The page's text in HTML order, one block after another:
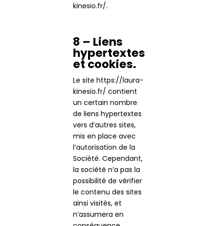
kinesio.fr/.
8 – Liens
hypertextes
et cookies.
Le site https://laura-
kinesio.fr/ contient
un certain nombre
de liens hypertextes
vers d’autres sites,
mis en place avec
l’autorisation de la
Société. Cependant,
la société n’a pas la
possibilité de vérifier
le contenu des sites
ainsi visités, et
n’assumera en